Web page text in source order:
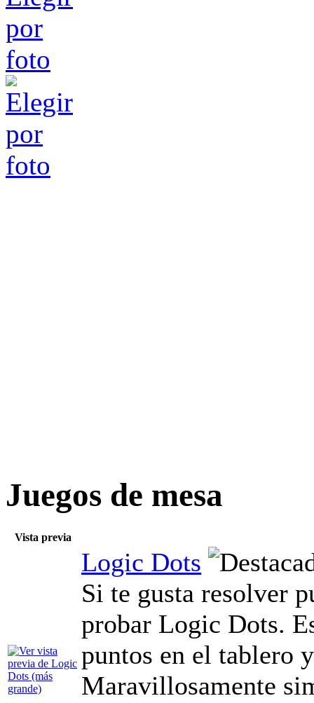
Juegos de mesa
Vista previa
Logic Dots
Si te gusta resolver
probar Logic Dots.
puntos en el tablero
Maravillosamente